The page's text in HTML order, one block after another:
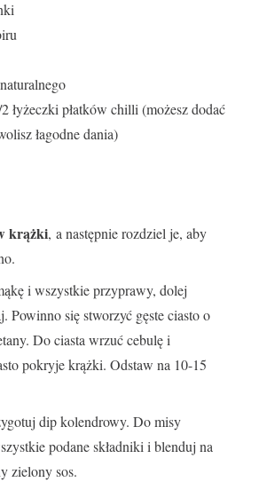
łyżeczki płatków chilli (możesz dodać
łagodne dania)
krążki, a następnie rozdziel je, aby
i wszystkie przyprawy, dolej
Powinno się stworzyć gęste ciasto o
Do ciasta wrzuć cebulę i
pokryje krążki. Odstaw na 10-15
dip kolendrowy. Do misy
podane składniki i blenduj na
zielony sos.